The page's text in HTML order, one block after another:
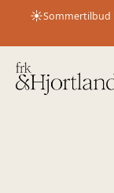
☀️Sommertilbud